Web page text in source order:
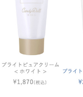
。効果には個人差があります。
しみ、そばかすを防ぐ